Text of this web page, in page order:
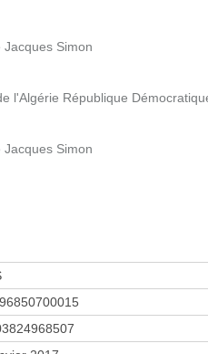
Simon
l'Algérie République
Simon